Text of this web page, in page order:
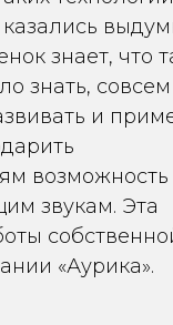
знает, что
знать, совсем
и
возможность
звукам. Эта
«Аурика».